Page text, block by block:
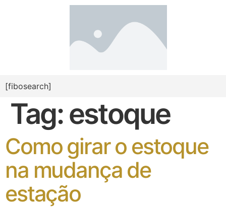
[fibosearch]
Tag:estoque
Como girar o estoque
na mudança de
estação